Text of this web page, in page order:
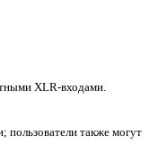
XLR-входами.
также могут